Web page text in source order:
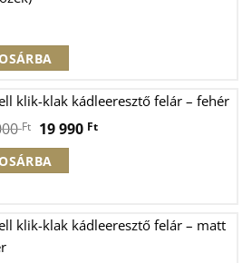
klik-klak kádleeresztő felár – fehér
Ft Original
price
was:
000 Ft.
19 990 FtCurrent
990 Ft.
klik-klak kádleeresztő felár – matt